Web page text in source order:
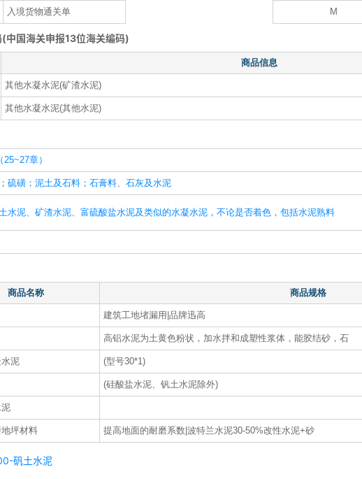
入境货物通关单 M
国海关申报13位海关编码)
商品信息
其他水凝水泥(矿渣水泥)
其他水凝水泥(其他水泥)
章）
硫磺；泥土及石料；石膏料、石灰及水泥
水泥、矿渣水泥、富硫酸盐水泥及类似的水凝水泥，不论是否着色，包括水泥熟料
商品名称 商品规格
建筑工地堵漏用|品牌迅高
高铝水泥为土黄色粉状，加水拌和成塑性浆体，能胶结砂，石
泥 (型号30*1)
(硅酸盐水泥、钒土水泥除外)
坪材料 提高地面的耐磨系数|波特兰水泥30-50%改性水泥+砂
矾土水泥